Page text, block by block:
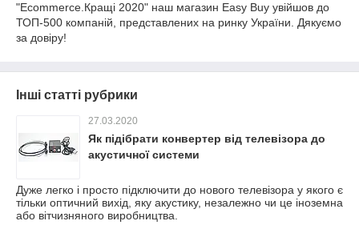
"Ecommerce.Кращі 2020" наш магазин Easy Buy увійшов до
ТОП-500 компаній, представлених на ринку України. Дякуємо
за довіру!
Інші статті рубрики
27.03.2020
Як підібрати конвертер від телевізора до
акустичної системи
Дуже легко і просто підключити до нового телевізора у якого є
тільки оптичний вихід, яку акустику, незалежно чи це іноземна
або вітчизняного виробництва.